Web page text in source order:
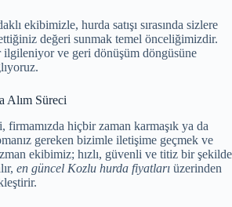
ekibimizle, hurda satışı sırasında sizlere
değeri sunmak temel önceliğimizdir.
ve geri dönüşüm döngüsüne
Alım Süreci
firmamızda hiçbir zaman karmaşık ya da
gereken bizimle iletişime geçmek ve
ekibimiz; hızlı, güvenli ve titiz bir şekilde
en güncel Kozlu hurda fiyatları üzerinden